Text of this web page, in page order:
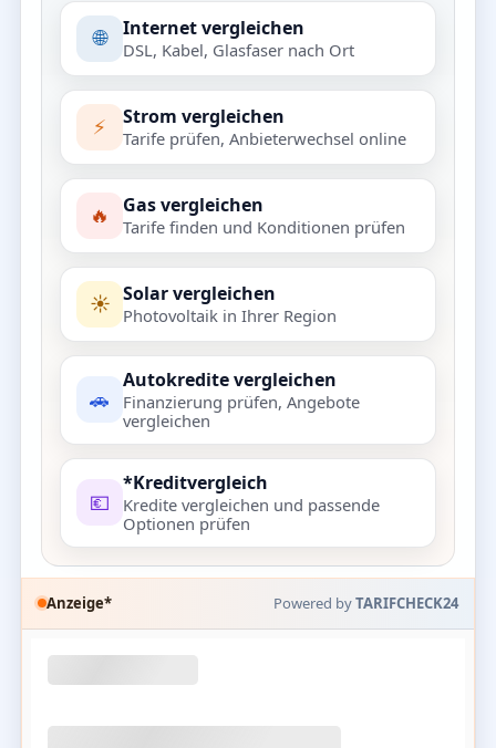
🌐 Internet vergleichen
DSL, Kabel, Glasfaser nach Ort
⚡ Strom vergleichen
Tarife prüfen, Anbieterwechsel online
🔥 Gas vergleichen
Tarife finden und Konditionen prüfen
☀️ Solar vergleichen
Photovoltaik in Ihrer Region
🚗
Autokredite vergleichen
Finanzierung prüfen, Angebote
vergleichen
💶
*Kreditvergleich
Kredite vergleichen und passende
Optionen prüfen
Anzeige* Powered byTARIFCHECK24